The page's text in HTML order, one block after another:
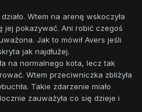
Wtem na arenę wskoczyła
jej pokazywać. Ani robić czegoś
Jak to mówił Avers jeśli
jak najdłużej.
na normalnego kota, lecz tak
Wtem przeciwniczka zbliżyła
Takie zdarzenie miało
zauważyła co się dzieje i